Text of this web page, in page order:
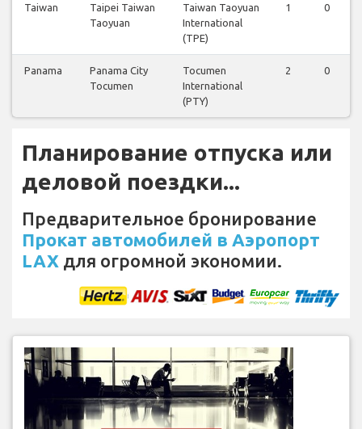
Taiwan
Taipei Taiwan
Taoyuan
Taiwan Taoyuan
International
(TPE)
1 0
Panama
Panama City
Tocumen
Tocumen
International
(PTY)
2 0
Планирование отпуска или
деловой поездки...
Предварительное бронирование
Прокат автомобилей в Аэропорт
LAX для огромной экономии.